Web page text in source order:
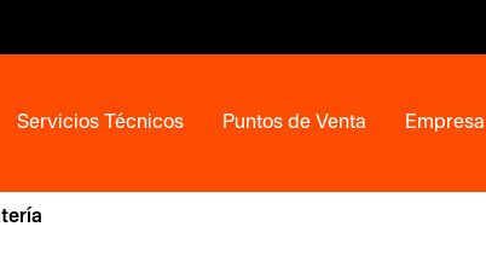
Servicios Técnicos Puntos de Venta Empresa